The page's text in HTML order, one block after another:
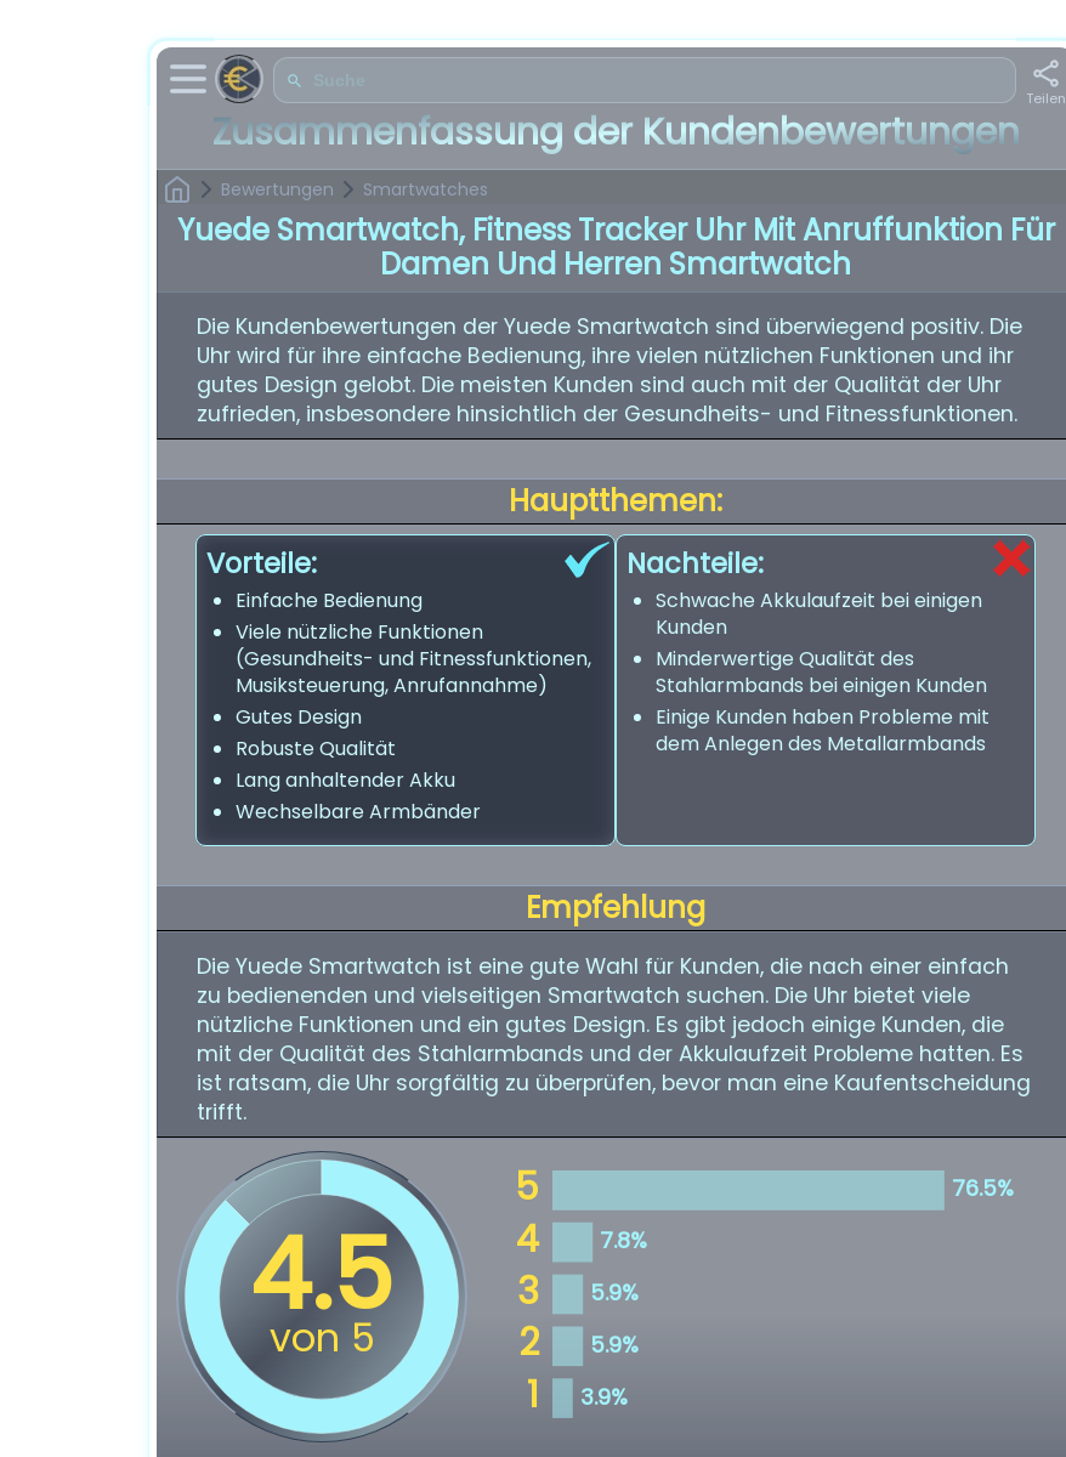
Teilen
Zusammenfassung der Kundenbewertungen
Bewertungen Smartwatches
Yuede Smartwatch, Fitness Tracker Uhr Mit Anruffunktion Für
Damen Und Herren Smartwatch
Die Kundenbewertungen der Yuede Smartwatch sind überwiegend positiv. Die
Uhr wird für ihre einfache Bedienung, ihre vielen nützlichen Funktionen und ihr
gutes Design gelobt. Die meisten Kunden sind auch mit der Qualität der Uhr
zufrieden, insbesondere hinsichtlich der Gesundheits- und Fitnessfunktionen.
Hauptthemen:
Vorteile:
Einfache Bedienung
Viele nützliche Funktionen
(Gesundheits- und Fitnessfunktionen,
Musiksteuerung, Anrufannahme)
Gutes Design
Robuste Qualität
Lang anhaltender Akku
Wechselbare Armbänder
Nachteile:
Schwache Akkulaufzeit bei einigen
Kunden
Minderwertige Qualität des
Stahlarmbands bei einigen Kunden
Einige Kunden haben Probleme mit
dem Anlegen des Metallarmbands
Empfehlung
Die Yuede Smartwatch ist eine gute Wahl für Kunden, die nach einer einfach
zu bedienenden und vielseitigen Smartwatch suchen. Die Uhr bietet viele
nützliche Funktionen und ein gutes Design. Es gibt jedoch einige Kunden, die
mit der Qualität des Stahlarmbands und der Akkulaufzeit Probleme hatten. Es
ist ratsam, die Uhr sorgfältig zu überprüfen, bevor man eine Kaufentscheidung
trifft.